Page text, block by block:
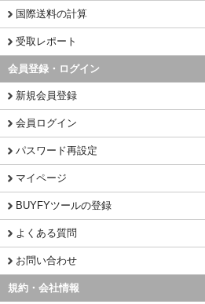
国際送料の計算
受取レポート
会員登録・ログイン
新規会員登録
会員ログイン
パスワード再設定
マイページ
BUYFYツールの登録
よくある質問
お問い合わせ
規約・会社情報